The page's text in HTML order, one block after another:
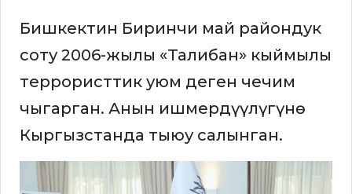
Бишкектин Биринчи май райондук
соту 2006-жылы «Талибан» кыймылы
террористтик уюм деген чечим
чыгарган. Анын ишмердүүлүгүнө
Кыргызстанда тыюу салынган.